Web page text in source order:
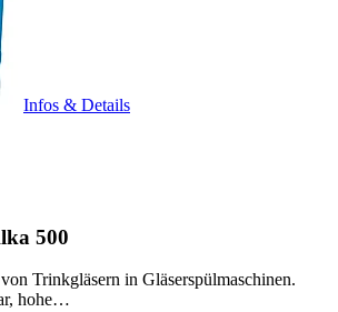
Infos & Details
500
Trinkgläsern in Gläserspülmaschinen.
hohe…